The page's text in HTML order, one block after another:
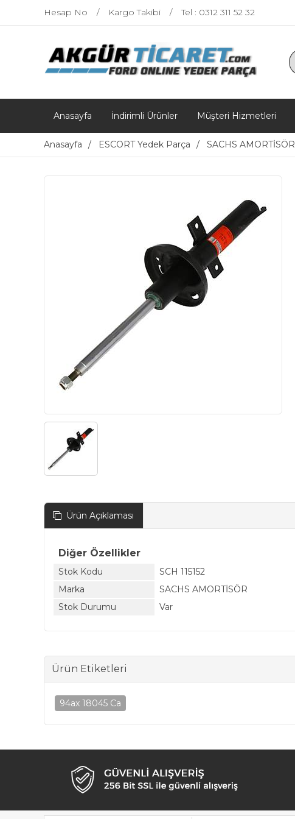
Hesap No Kargo Takibi Tel : 0312 311 52 32
Anasayfa İndirimli Ürünler Müşteri Hizmetleri
Anasayfa ESCORT Yedek Parça SACHS AMORTİSÖR
Ürün Açıklaması
Diğer Özellikler
Stok Kodu
SCH 115152
Marka
SACHS AMORTİSÖR
Stok Durumu
Var
Ürün Etiketleri
94ax 18045 Ca